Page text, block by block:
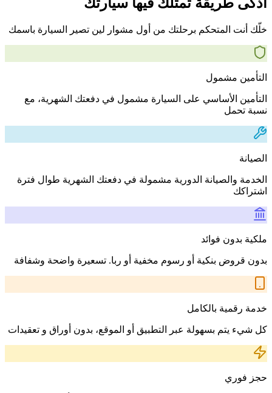
أذكى طريقة تمتلك فيها سيارتك
خلّك أنت المتحكم برحلتك من أول مشوار لين تصير السيارة باسمك
التأمين مشمول
التأمين الأساسي على السيارة مشمول في دفعتك الشهرية، مع
نسبة تحمل
الصيانة
الخدمة والصيانة الدورية مشمولة في دفعتك الشهرية طوال فترة
اشتراكك
ملكية بدون فوائد
بدون قروض بنكية أو رسوم مخفية أو ربا. تسعيرة واضحة وشفافة
خدمة رقمية بالكامل
كل شيء يتم بسهولة عبر التطبيق أو الموقع، بدون أوراق و تعقيدات
حجز فوري